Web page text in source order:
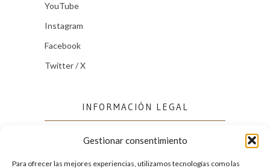
Gestionar consentimiento
Para ofrecer las mejores experiencias, utilizamos tecnologías como las
YouTube
Instagram
Facebook
Twitter / X
INFORMACIÓN LEGAL
Política de cookies (UE)
Política de privacidad